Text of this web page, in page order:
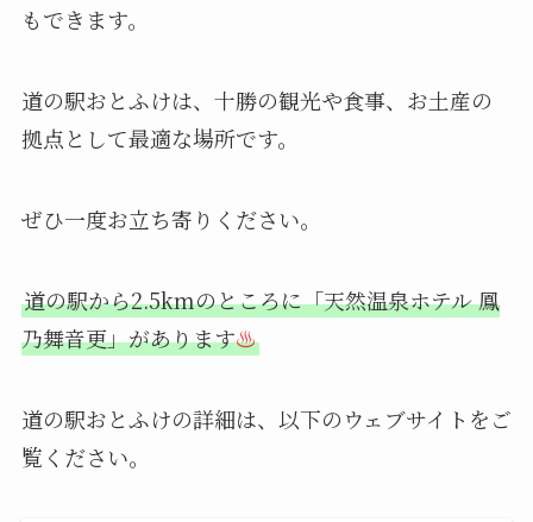
もできます。
道の駅おとふけは、十勝の観光や食事、お土産の
拠点として最適な場所です。
ぜひ一度お立ち寄りください。
道の駅から2.5kmのところに「天然温泉ホテル 鳳
乃舞音更」があります♨
道の駅おとふけの詳細は、以下のウェブサイトをご
覧ください。